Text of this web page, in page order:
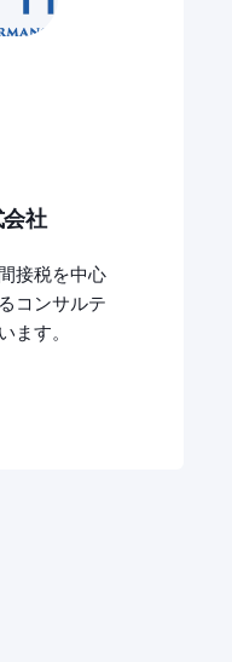
社
接税を中心
コンサルテ
ます。